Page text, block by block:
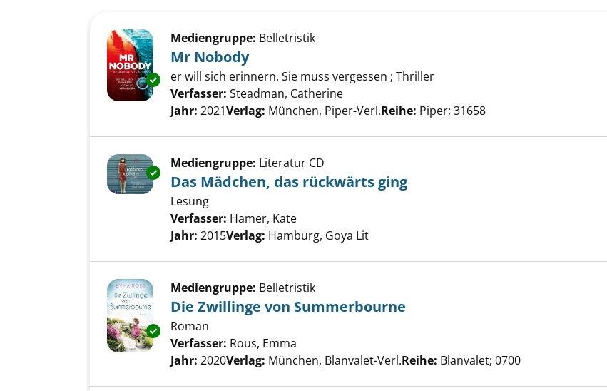
Exemplar-Details von Mr Nobody anzeigen
Mediengruppe: Belletristik
Mr Nobody
er will sich erinnern. Sie muss vergessen ; Thriller
Verfasser: Steadman, Catherine
Jahr: 2021Verlag: München, Piper-Verl.Reihe: Piper; 31658
Exemplar-Details von Das Mädchen, das rückwärts ging anzeigen
Mediengruppe: Literatur CD
Das Mädchen, das rückwärts ging
Lesung
Verfasser: Hamer, Kate
Jahr: 2015Verlag: Hamburg, Goya Lit
Exemplar-Details von Die Zwillinge von Summerbourne anzeigen
Mediengruppe: Belletristik
Die Zwillinge von Summerbourne
Roman
Verfasser: Rous, Emma
Jahr: 2020Verlag: München, Blanvalet-Verl.Reihe: Blanvalet; 0700